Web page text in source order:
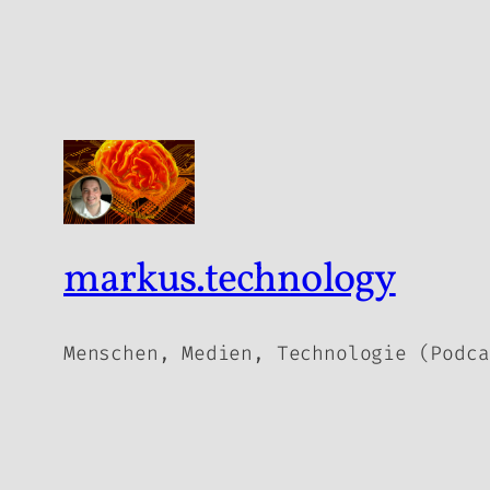
markus.technology
Menschen, Medien, Technologie